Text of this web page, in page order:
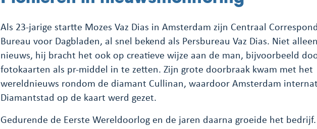
Als 23-jarige startte Mozes Vaz Dias in Amsterdam zijn Centraal
Bureau voor Dagbladen, al snel bekend als Persbureau Vaz Dias. Niet
nieuws, hij bracht het ook op creatieve wijze aan de man, bijvoorbeeld
fotokaarten als pr-middel in te zetten. Zijn grote doorbraak kwam met het
wereldnieuws rondom de diamant Cullinan, waardoor Amsterdam
Diamantstad op de kaart werd gezet.
Gedurende de Eerste Wereldoorlog en de jaren daarna groeide het bedrijf.